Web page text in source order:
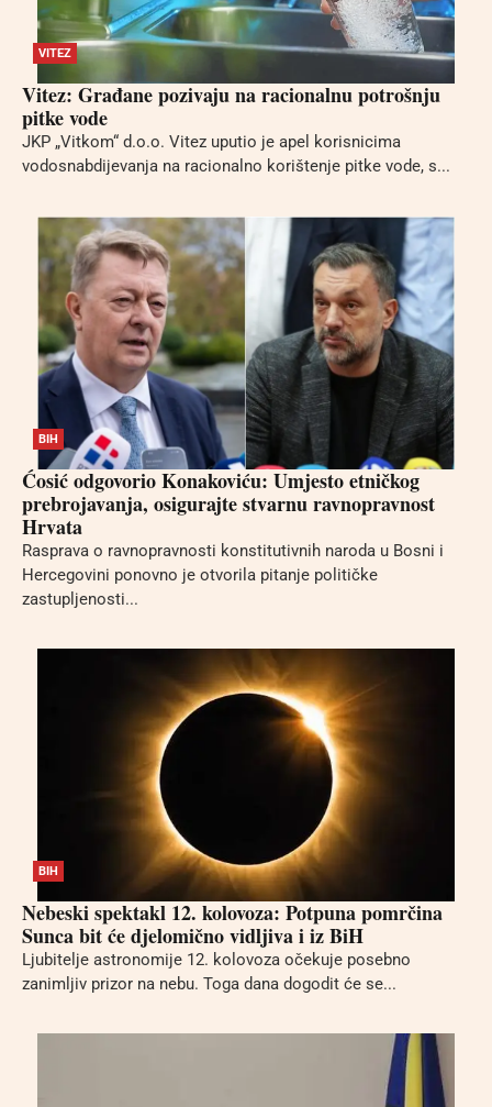
VITEZ
Vitez: Građane pozivaju na racionalnu potrošnju
pitke vode
JKP „Vitkom“ d.o.o. Vitez uputio je apel korisnicima
vodosnabdijevanja na racionalno korištenje pitke vode, s...
BIH
Ćosić odgovorio Konakoviću: Umjesto etničkog
prebrojavanja, osigurajte stvarnu ravnopravnost
Hrvata
Rasprava o ravnopravnosti konstitutivnih naroda u Bosni i
Hercegovini ponovno je otvorila pitanje političke
zastupljenosti...
BIH
Nebeski spektakl 12. kolovoza: Potpuna pomrčina
Sunca bit će djelomično vidljiva i iz BiH
Ljubitelje astronomije 12. kolovoza očekuje posebno
zanimljiv prizor na nebu. Toga dana dogodit će se...